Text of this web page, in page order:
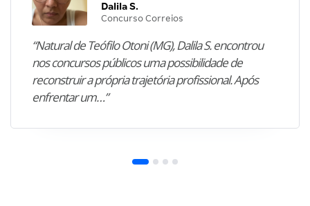
Dalila S.
Concurso Correios
“Natural de Teófilo Otoni (MG), Dalila S. encontrou
nos concursos públicos uma possibilidade de
reconstruir a própria trajetória profissional. Após
enfrentar um…”